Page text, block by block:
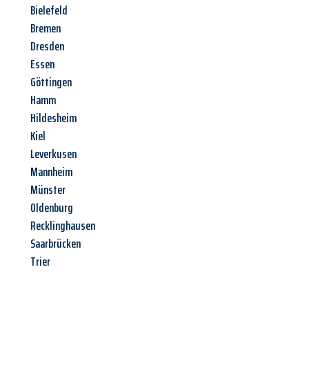
Bielefeld
Bremen
Dresden
Essen
Göttingen
Hamm
Hildesheim
Kiel
Leverkusen
Mannheim
Münster
Oldenburg
Recklinghausen
Saarbrücken
Trier